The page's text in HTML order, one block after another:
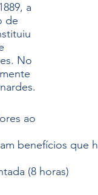
a
de
No
ao
benefícios que
(8 horas)